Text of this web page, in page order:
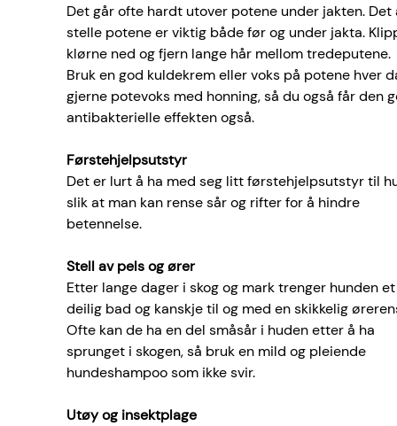
Det går ofte hardt utover potene under jakten.
stelle potene er viktig både før og under jakta.
klørne ned og fjern lange hår mellom tredeputene.
Bruk en god kuldekrem eller voks på potene hver
gjerne potevoks med honning, så du også får den
antibakterielle effekten også.
Førstehjelpsutstyr
Det er lurt å ha med seg litt førstehjelpsutstyr til
slik at man kan rense sår og rifter for å hindre
betennelse.
Stell av pels og ører
Etter lange dager i skog og mark trenger hunden
deilig bad og kanskje til og med en skikkelig
Ofte kan de ha en del småsår i huden etter å ha
sprunget i skogen, så bruk en mild og pleiende
hundeshampoo som ikke svir.
Utøy og insektplage